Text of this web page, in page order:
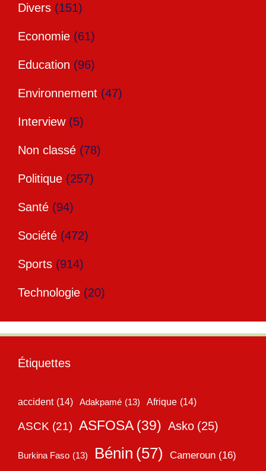
Divers (151)
Economie (61)
Education (96)
Environnement (47)
Interview(5)
Non classé (78)
Politique (257)
Santé (94)
Société (472)
Sports (914)
Technologie (20)
Étiquettes
accident (14) Adakpamé (13) Afrique (14)
ASCK (21) ASFOSA (39) Asko (25)
Burkina Faso (13) Bénin (57) Cameroun (16)